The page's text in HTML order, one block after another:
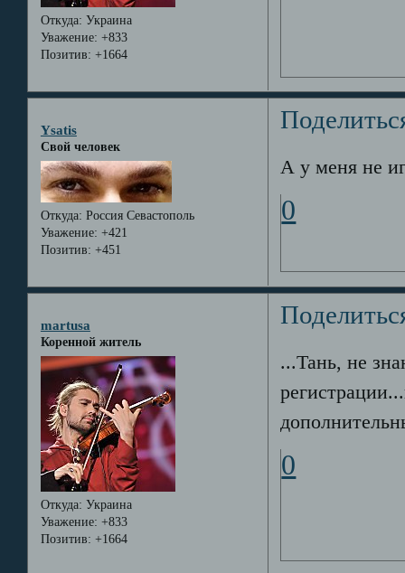
Откуда: Украина
Уважение: +833
Позитив: +1664
Ysatis
Свой человек
Откуда: Россия Севастополь
Уважение: +421
Позитив: +451
А у меня не
0
martusa
Коренной житель
Откуда: Украина
Уважение: +833
Позитив: +1664
...Тань, не
0